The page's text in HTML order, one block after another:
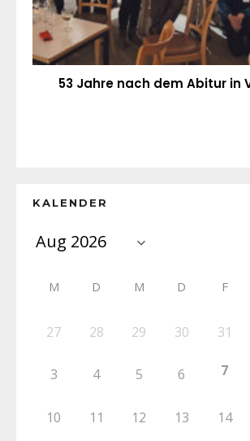
53 Jahre nach dem Abitur in
KALENDER
M D M D F
27 28 29 30 31
3 4 5 6 7
10 11 12 13 14